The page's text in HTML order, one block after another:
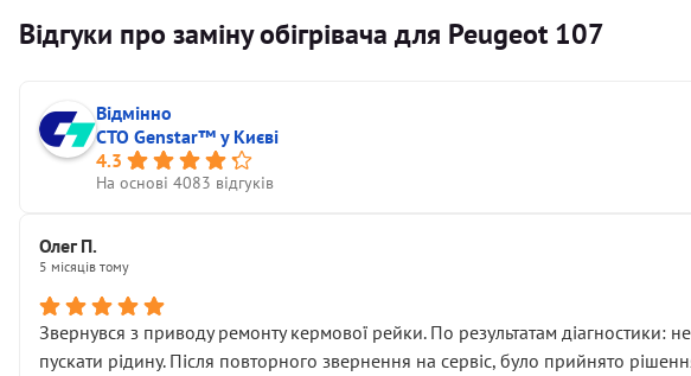
Відгуки про заміну обігрівача для Peugeot 107
Відмінно
СТО Genstar™ у Києві
4.3
На основі 4083 відгуків
Олег П.
5 місяців тому
Звернувся з приводу ремонту кермової рейки. По результатам діагностики:
пускати рідину. Після повторного звернення на сервіс, було прийнято